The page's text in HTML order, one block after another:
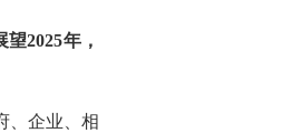
望2025年，
、企业、相